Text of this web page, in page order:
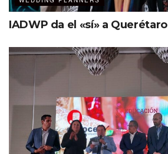
Cherish
IADWP da el «sí» a Querétaro